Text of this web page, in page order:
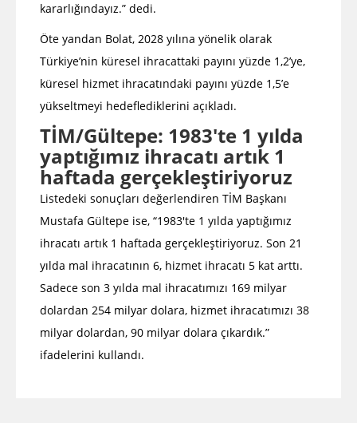
kararlığındayız.” dedi.
Öte yandan Bolat, 2028 yılına yönelik olarak
Türkiye’nin küresel ihracattaki payını yüzde 1,2’ye,
küresel hizmet ihracatındaki payını yüzde 1,5’e
yükseltmeyi hedeflediklerini açıkladı.
TİM/Gültepe: 1983'te 1 yılda
yaptığımız ihracatı artık 1
haftada gerçekleştiriyoruz
Listedeki sonuçları değerlendiren TİM Başkanı
Mustafa Gültepe ise, “1983'te 1 yılda yaptığımız
ihracatı artık 1 haftada gerçekleştiriyoruz. Son 21
yılda mal ihracatının 6, hizmet ihracatı 5 kat arttı.
Sadece son 3 yılda mal ihracatımızı 169 milyar
dolardan 254 milyar dolara, hizmet ihracatımızı 38
milyar dolardan, 90 milyar dolara çıkardık.”
ifadelerini kullandı.